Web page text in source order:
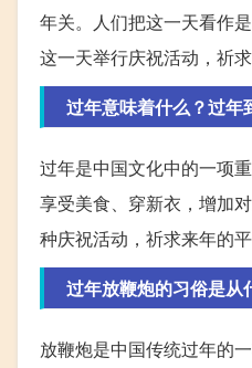
年关。人们把这一天看作
这一天举行庆祝活动，祈
过年意味着什么？过年
过年是中国文化中的一项
享受美食、穿新衣，增加
种庆祝活动，祈求来年的
过年放鞭炮的习俗是从
放鞭炮是中国传统过年的